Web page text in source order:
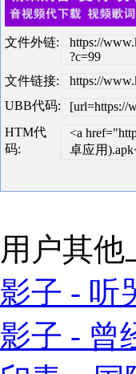
文件外链:
https://
?c=99
文件链接:
https://
UBB代码:
[url=https://
HTM代
码:
<a
卓应用
用户其他
影子 - 听
影子 - 曾